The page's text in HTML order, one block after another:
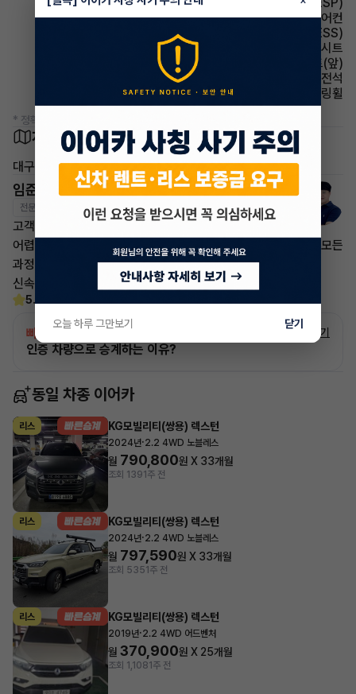
에어컨 수동에어컨
주행안전 급제동경보시스템(ESS)
시트 인조가죽시트
시트 열선시트(앞)
에어백 운전석
스티어링휠 가죽스티어링휠
* 정확한 정보는 판매자와 반드시 확인하시기 바랍니다.
차량 위치
대구
임준영 매니저
전문교육수료 자격인증완료
고객님의 만족이 첫번째 목표입니다.
어렵고 복잡한 리스/렌트 처분 손실은 줄이고 빠른승계 처리로 모든
과정을 안전하고
신속하게 차량 인도까지 책임지도록 하겠습니다.
5.0
빠른승계 서비스
인증 차량으로 승계하는 이유?
자세히 보기
동일 차종 이어카
리스 KG모빌리티(쌍용) 렉스턴
2024년·2.2 4WD 노블레스
월 790,800원 X 33개월
조회 1391주 전
리스 KG모빌리티(쌍용) 렉스턴
2024년·2.2 4WD 노블레스
월 797,590원 X 33개월
조회 5351주 전
리스 KG모빌리티(쌍용) 렉스턴
2019년·2.2 4WD 어드벤처
월 370,900원 X 25개월
조회 1,1081주 전
오늘 하루 그만보기 닫기